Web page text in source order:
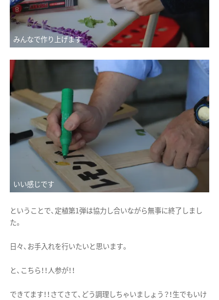
みんなで作り上げます
いい感じです
ということで、定植第1弾は協力し合いながら無事に終了しまし
た。
日々、お手入れを行いたいと思います。
と、こちら！！人参が！！
できてます！！さてさて、どう調理しちゃいましょう？！生でもいけ